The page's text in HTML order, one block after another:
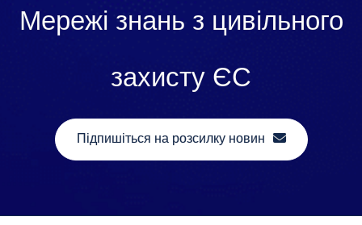
Мережі знань з цивільного
захисту ЄС
Підпишіться на розсилку новин